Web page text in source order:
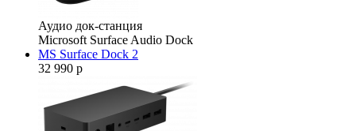
Аудио док-станция
Microsoft Surface Audio Dock
MS Surface Dock 2
32 990 р